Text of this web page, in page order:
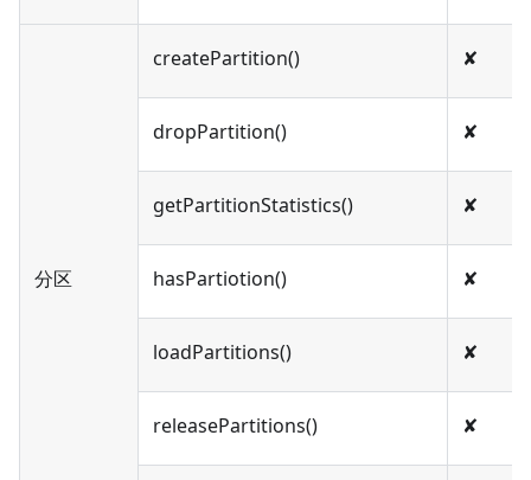
分区
createPartition() ✘
dropPartition() ✘
getPartitionStatistics() ✘
hasPartiotion() ✘
loadPartitions() ✘
releasePartitions() ✘